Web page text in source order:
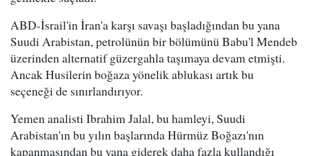
ABD-İsrail'in İran'a karşı savaşı başladığından bu yana
Suudi Arabistan, petrolünün bir bölümünü Babu'l Mendeb
üzerinden alternatif güzergahla taşımaya devam etmişti.
Ancak Husilerin boğaza yönelik ablukası artık bu
seçeneği de sınırlandırıyor.
Yemen analisti Ibrahim Jalal, bu hamleyi, Suudi
Arabistan'ın bu yılın başlarında Hürmüz Boğazı'nın
kapanmasından bu yana giderek daha fazla kullandığı